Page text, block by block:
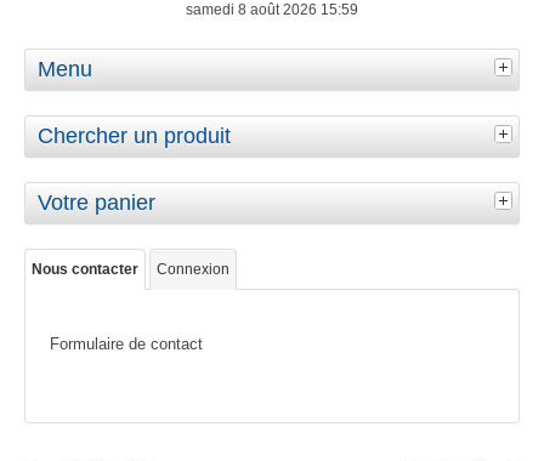
samedi 8 août 2026 15:59
Menu
Chercher un produit
Votre panier
Nous contacter Connexion
Formulaire de contact